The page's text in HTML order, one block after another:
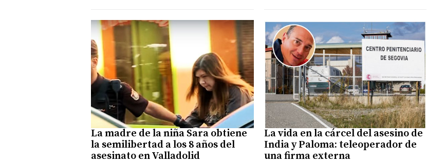
La madre de la niña Sara obtiene
la semilibertad a los 8 años del
asesinato en Valladolid
La vida en la cárcel del asesino de
India y Paloma: teleoperador de
una firma externa